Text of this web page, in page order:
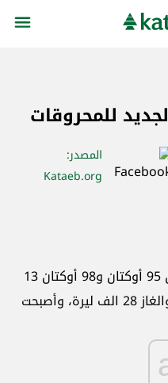
للمحروقات
المصدر:
Kataeb.org
انخفض اليوم، سعر صفيحة البنزين 95 أوكتان و98 أوكتان 13
ألف ليرة والمازوت 15 ألف ليرة، والغاز 28 الف ليرة، وأصبحت